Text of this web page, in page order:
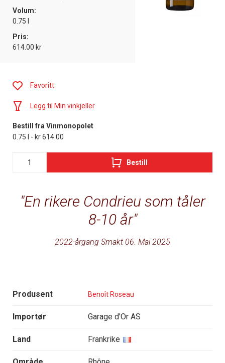
Volum:
0.75 l
Pris:
614.00 kr
En rikere Condrieu som tåler
8-10 år
2022-årgang Smakt 06. Mai 2025
Produsent Benoît Roseau
Importør Garage d'Or AS
Land Frankrike
Favoritt
Legg til Min vinkjeller
Bestill fra Vinmonopolet
0.75 l - kr 614.00
Bestill